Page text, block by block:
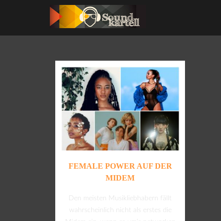
FEMALE POWER AUF DER
MIDEM
Den meisten Musikliebhabern fällt
wahrscheinlich nicht als erstes die